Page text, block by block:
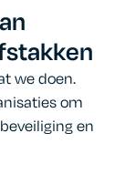
we doen.
om
en